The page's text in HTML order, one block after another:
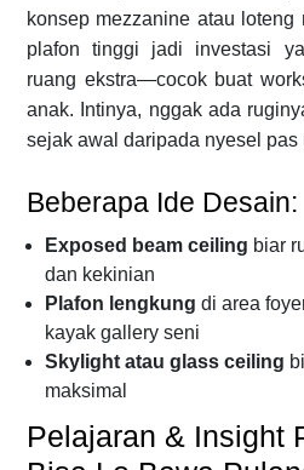
konsep mezzanine atau
plafon tinggi jadi investasi
ruang ekstra—cocok buat
anak. Intinya, nggak ada
sejak awal daripada nyesel pas
Beberapa Ide Desain:
Exposed beam ceiling biar
dan kekinian
Plafon lengkung di area
kayak gallery seni
Skylight atau glass ceiling
maksimal
Pelajaran & Insight